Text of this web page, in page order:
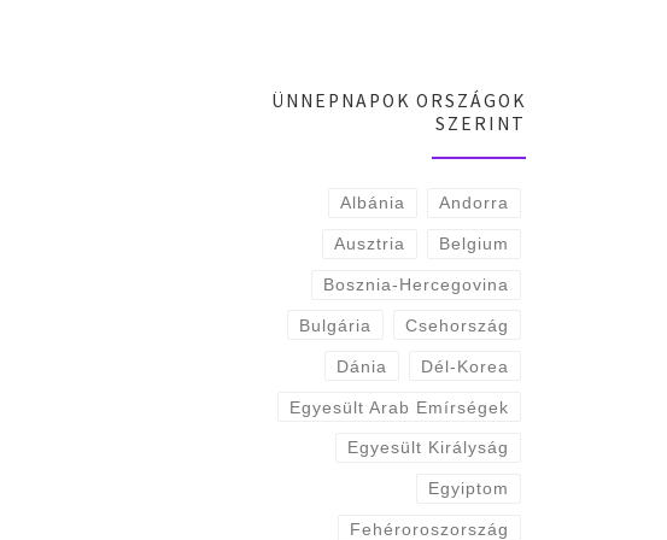
ÜNNEPNAPOK ORSZÁGOK
SZERINT
Albánia Andorra
Ausztria Belgium
Bosznia-Hercegovina
Bulgária Csehország
Dánia Dél-Korea
Egyesült Arab Emírségek
Egyesült Királyság
Egyiptom
Fehéroroszország